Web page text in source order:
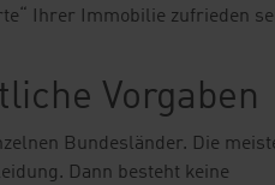
Ihrer Immobilie zufrieden
Vorgaben
Bundesländer. Die
Dann besteht keine